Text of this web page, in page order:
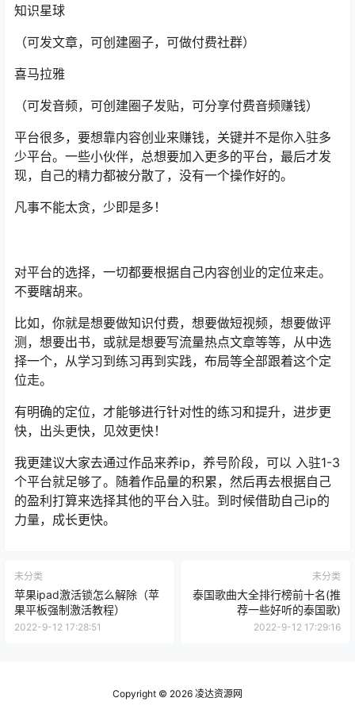
知识星球
（可发文章，可创建圈子，可做付费社群）
喜马拉雅
（可发音频，可创建圈子发贴，可分享付费音频赚钱）
平台很多，要想靠内容创业来赚钱，关键并不是你入驻多
少平台。一些小伙伴，总想要加入更多的平台，最后才发
现，自己的精力都被分散了，没有一个操作好的。
凡事不能太贪，少即是多！
对平台的选择，一切都要根据自己内容创业的定位来走。
不要瞎胡来。
比如，你就是想要做知识付费，想要做短视频，想要做评
测，想要出书，或就是想要写流量热点文章等等，从中选
择一个，从学习到练习再到实践，布局等全部跟着这个定
位走。
有明确的定位，才能够进行针对性的练习和提升，进步更
快，出头更快，见效更快！
我更建议大家去通过作品来养ip，养号阶段，可以 入驻1-3
个平台就足够了。随着作品量的积累，然后再去根据自己
的盈利打算来选择其他的平台入驻。到时候借助自己ip的
力量，成长更快。
未分类
苹果ipad激活锁怎么解除（苹
果平板强制激活教程）
2022-9-12 17:28:51
未分类
泰国歌曲大全排行榜前十名(推
荐一些好听的泰国歌)
2022-9-12 17:29:16
Copyright © 2026 凌达资源网